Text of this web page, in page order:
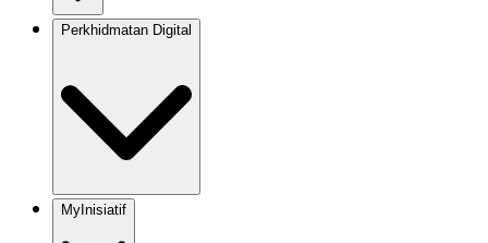
Perkhidmatan Digital
MyInisiatif